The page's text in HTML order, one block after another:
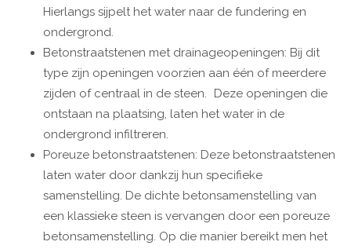
Hierlangs sijpelt het water naar de fundering en
ondergrond.
Betonstraatstenen met drainageopeningen: Bij dit
type zijn openingen voorzien aan één of meerdere
zijden of centraal in de steen. Deze openingen die
ontstaan na plaatsing, laten het water in de
ondergrond infiltreren.
Poreuze betonstraatstenen: Deze betonstraatstenen
laten water door dankzij hun specifieke
samenstelling. De dichte betonsamenstelling van
een klassieke steen is vervangen door een poreuze
betonsamenstelling. Op die manier bereikt men het